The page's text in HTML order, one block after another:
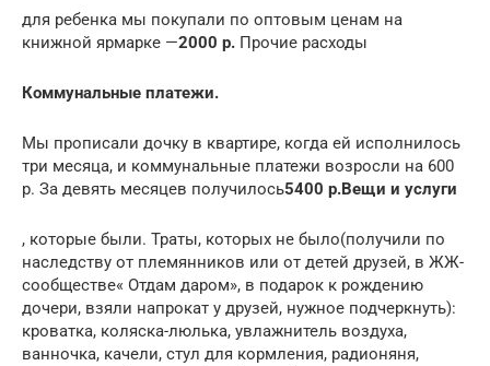
для ребенка мы покупали по оптовым ценам на
книжной ярмарке —2000 р. Прочие расходы
Коммунальные платежи.
Мы прописали дочку в квартире, когда ей исполнилось
три месяца, и коммунальные платежи возросли на 600
р. За девять месяцев получилось5400 р.Вещи и услуги
, которые были. Траты, которых не было(получили по
наследству от племянников или от детей друзей, в ЖЖ-
сообществе« Отдам даром», в подарок к рождению
дочери, взяли напрокат у друзей, нужное подчеркнуть):
кроватка, коляска-люлька, увлажнитель воздуха,
ванночка, качели, стул для кормления, радионяня,